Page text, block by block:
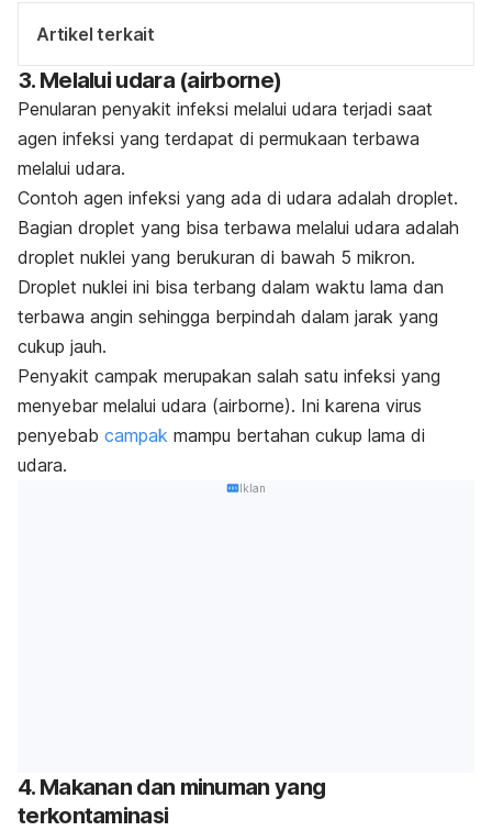
Artikel terkait
3. Melalui udara (airborne)
Penularan penyakit infeksi melalui udara terjadi saat
agen infeksi yang terdapat di permukaan terbawa
melalui udara.
Contoh agen infeksi yang ada di udara adalah droplet.
Bagian droplet yang bisa terbawa melalui udara adalah
droplet nuklei yang berukuran di bawah 5 mikron.
Droplet nuklei ini bisa terbang dalam waktu lama dan
terbawa angin sehingga berpindah dalam jarak yang
cukup jauh.
Penyakit campak merupakan salah satu infeksi yang
menyebar melalui udara (airborne). Ini karena virus
penyebab campak mampu bertahan cukup lama di
udara.
Iklan
4. Makanan dan minuman yang
terkontaminasi